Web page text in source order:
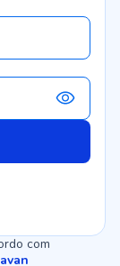
com